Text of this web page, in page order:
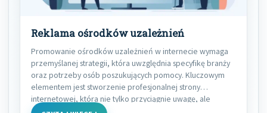
Reklama ośrodków uzależnień
Promowanie ośrodków uzależnień w internecie wymaga
przemyślanej strategii, która uwzględnia specyfikę branży
oraz potrzeby osób poszukujących pomocy. Kluczowym
elementem jest stworzenie profesjonalnej strony
internetowej, która nie tylko przyciągnie uwagę, ale